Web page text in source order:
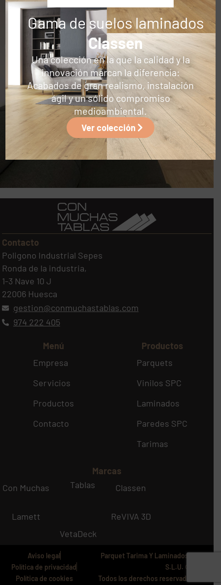
Contacto
Poligono Industrial Sepes
Ronda de la industria,
1-3 Nave 10 J
22006 Huesca
gestion@conmuchastablas.com
974 222 405
Menú
Empresa
Servicios
Productos
Contacto
Productos
Parquets
Vinilos SPC
Laminados
Paredes SPC
Tarimas
Marcas
Con Muchas
Tablas Classen
Lamett
ReVIVA 3D
VetaDeck
Aviso legal
Política de privacidad
Política de cookies
Parquet Tarima Y Laminados Install
S.L.U. © 2024
Todos los derechos reservados
Gama de suelos laminados
Classen
Una colección en la que la calidad y la
innovación marcan la diferencia:
Acabados de gran realismo, instalación
ágil y un sólido compromiso
medioambiental.
Ver colección